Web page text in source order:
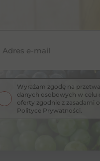
Adres e-mail
Wyrażam zgodę na
danych osobowych w celu
oferty zgodnie z zasadami
Polityce Prywatności.